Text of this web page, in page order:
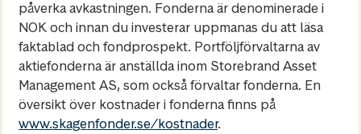
påverka avkastningen. Fonderna är denominerade i
NOK och innan du investerar uppmanas du att läsa
faktablad och fondprospekt. Portföljförvaltarna av
aktiefonderna är anställda inom Storebrand Asset
Management AS, som också förvaltar fonderna. En
översikt över kostnader i fonderna finns på
www.skagenfonder.se/kostnader.